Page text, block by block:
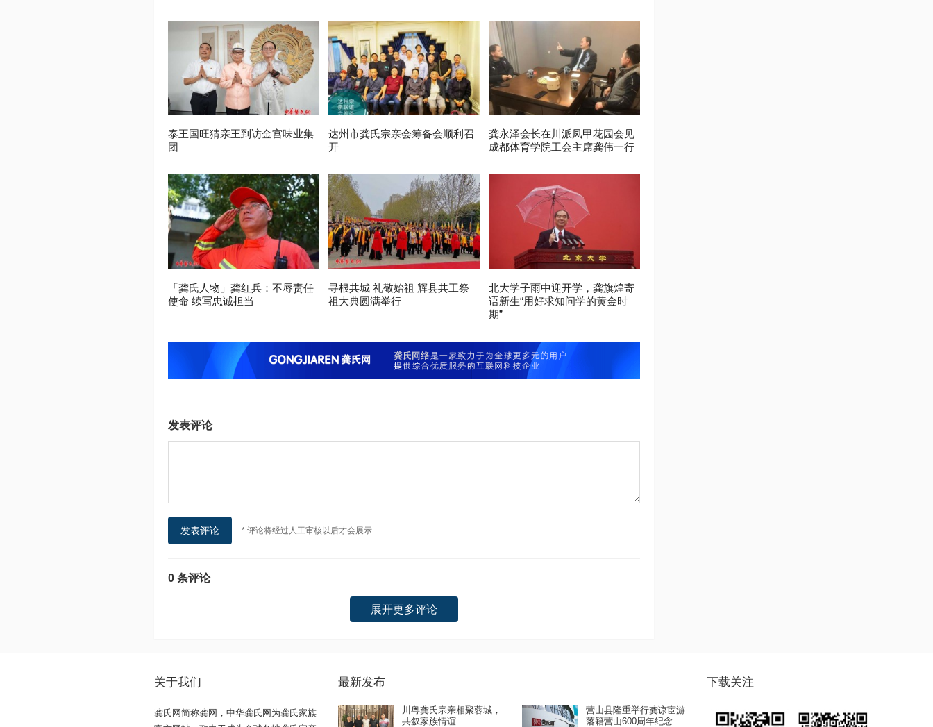
泰王国旺猜亲王到访金宫味业集
团
达州市龚氏宗亲会筹备会顺利召
开
龚永泽会长在川派凤甲花园会见
成都体育学院工会主席龚伟一行
「龚氏人物」龚红兵：不辱责任
使命 续写忠诚担当
寻根共城 礼敬始祖 辉县共工祭
祖大典圆满举行
北大学子雨中迎开学，龚旗煌寄
语新生“用好求知问学的黄金时
期”
发表评论
* 评论将经过人工审核以后才会展示
0 条评论
展开更多评论
关于我们
龚氏网简称龚网，中华龚氏网为龚氏家族
最新发布
川粤龚氏宗亲相聚蓉城，
共叙家族情谊
营山县隆重举行龚谅宦游
落籍营山600周年纪念...
下载关注